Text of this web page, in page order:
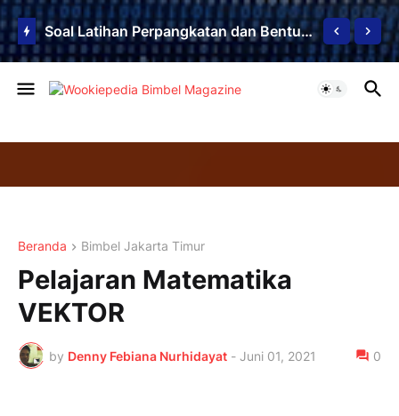
Soal Latihan Perpangkatan dan Bentuk Akar
Beranda Bimbel Jakarta Timur
Pelajaran Matematika
VEKTOR
by Denny Febiana Nurhidayat - Juni 01, 2021 0